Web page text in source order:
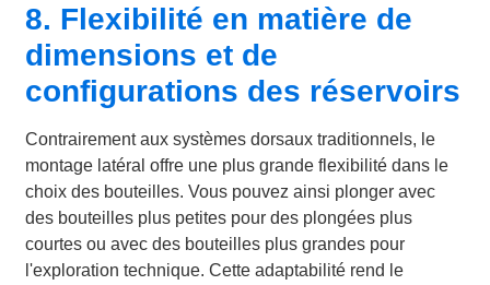
8. Flexibilité en matière de
dimensions et de
configurations des réservoirs
Contrairement aux systèmes dorsaux traditionnels, le
montage latéral offre une plus grande flexibilité dans le
choix des bouteilles. Vous pouvez ainsi plonger avec
des bouteilles plus petites pour des plongées plus
courtes ou avec des bouteilles plus grandes pour
l'exploration technique. Cette adaptabilité rend le